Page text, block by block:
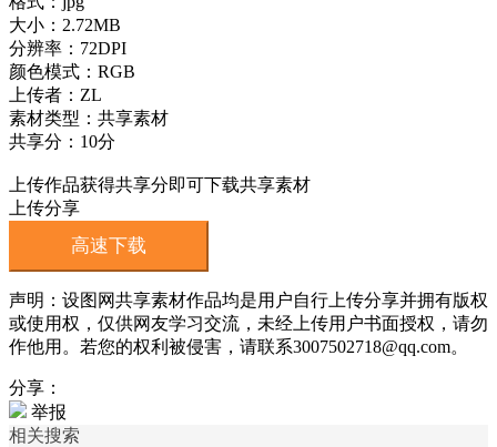
大小：2.72MB
分辨率：72DPI
颜色模式：RGB
上传者：ZL
素材类型：共享素材
共享分：10分
上传作品获得共享分即可下载共享素材
上传分享
高速下载
声明：设图网共享素材作品均是用户自行上传分享并拥有版权
或使用权，仅供网友学习交流，未经上传用户书面授权，请勿
作他用。若您的权利被侵害，请联系3007502718@qq.com。
分享：
举报
相关搜索